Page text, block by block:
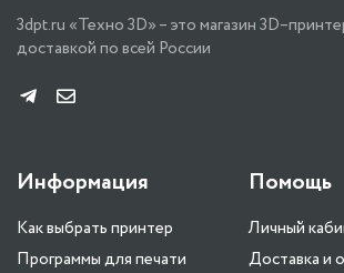
3dpt.ru «Техно 3D» – это магазин
доставкой по всей России
Информация
Как выбрать принтер
Программы для печати
Помощь
Личный
Доставка и